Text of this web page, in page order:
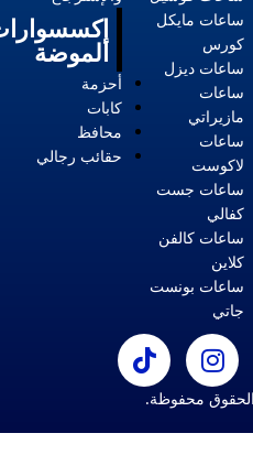
الموضة
أحزمة
كابات
محافظ
حقائب رجالي
ساعات مايكل
كورس
ساعات ديزل
ساعات
مازيراتي
ساعات
لاكوست
ساعات جست
كفالي
ساعات كالفن
كلاين
ساعات بونست
جاتي